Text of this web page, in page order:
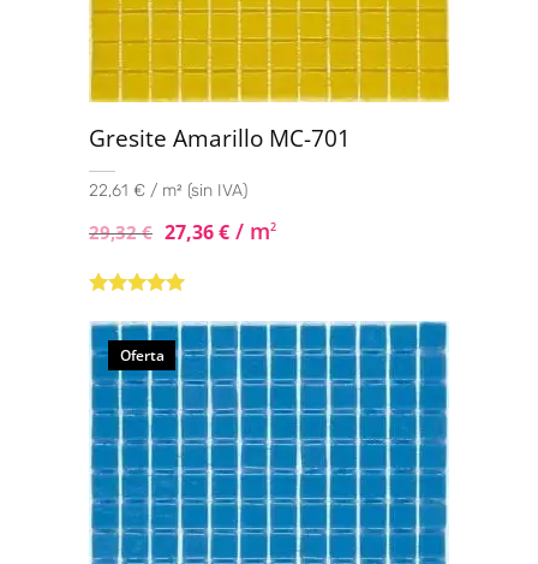
Gresite Amarillo MC-701
22,61 € / m² (sin IVA)
29,32€ 27,36€ / m2
5.00de 5
Oferta